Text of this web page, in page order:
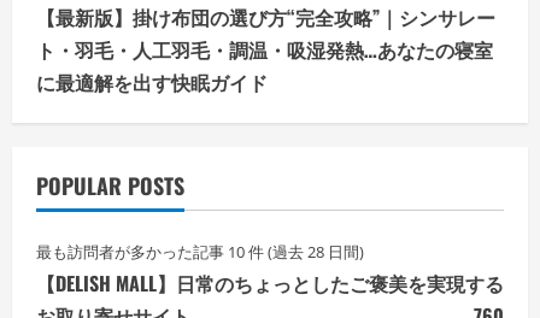
【最新版】掛け布団の選び方“完全攻略”｜シンサレー
ト・羽毛・人工羽毛・調温・吸湿発熱…あなたの寝室
に最適解を出す快眠ガイド
POPULAR POSTS
最も訪問者が多かった記事 10 件 (過去 28 日間)
【DELISH MALL】日常のちょっとしたご褒美を実現する